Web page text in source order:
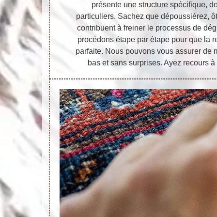
présente une structure spécifique,
particuliers. Sachez que dépoussiérez,
contribuent à freiner le processus de
procédons étape par étape pour que la
parfaite. Nous pouvons vous assurer de
bas et sans surprises. Ayez recours